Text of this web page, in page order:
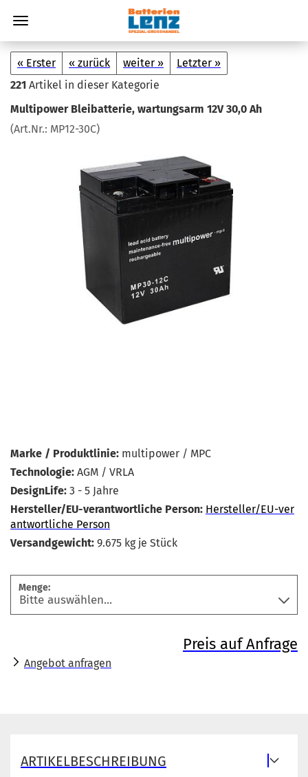
« Erster « zurück weiter »
Letzter »
221 Artikel in dieser Kategorie
Mul­ti­power Blei­bat­te­rie, war­tungs­arm 12V 30,0 Ah
(Art.Nr.: MP12-​30C)
Marke / Produktlinie: multipower / MPC
Technologie: AGM / VRLA
DesignLife: 3 - 5 Jahre
Hersteller/EU-verantwortliche Person: Hersteller/EU-ver
antwortliche Person
Versandgewicht: 9.675 kg je Stück
Menge:
Preis auf Anfrage
Angebot anfragen
ARTIKELBESCHREIBUNG